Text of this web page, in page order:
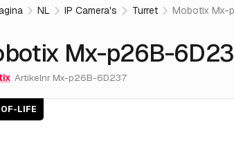
NL IP Camera's Turret Mobotix Mx-
Mx-p26B-
Artikelnr Mx-p26B-6D237
LIFE